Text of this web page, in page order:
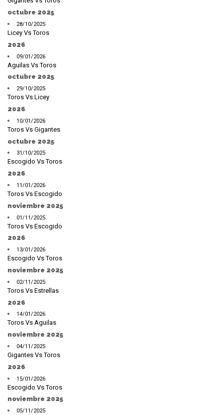
octubre 2025
28/10/2025
Licey Vs Toros
2026
09/01/2026
Aguilas Vs Toros
octubre 2025
29/10/2025
Toros Vs Licey
2026
10/01/2026
Toros Vs Gigantes
octubre 2025
31/10/2025
Escogido Vs Toros
2026
11/01/2026
Toros Vs Escogido
noviembre 2025
01/11/2025
Toros Vs Escogido
2026
13/01/2026
Escogido Vs Toros
noviembre 2025
02/11/2025
Toros Vs Estrellas
2026
14/01/2026
Toros Vs Aguilas
noviembre 2025
04/11/2025
Gigantes Vs Toros
2026
15/01/2026
Escogido Vs Toros
noviembre 2025
05/11/2025